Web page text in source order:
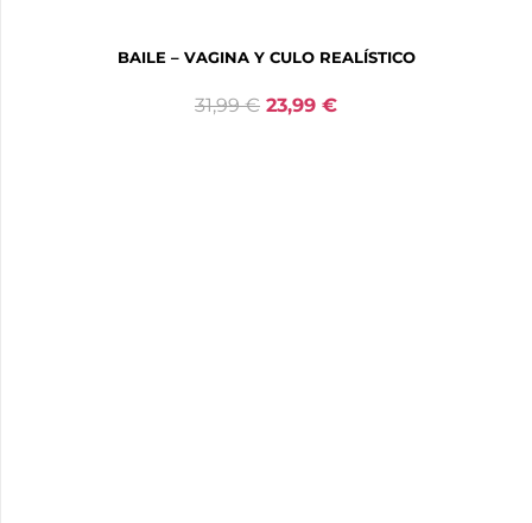
BAILE – VAGINA Y CULO REALÍSTICO
31,99€ 23,99 €